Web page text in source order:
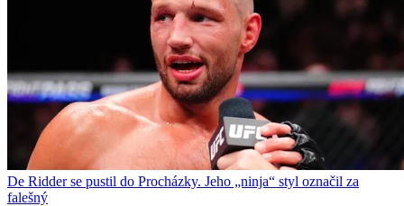
De Ridder se pustil do Procházky. Jeho „ninja“ styl označil za
falešný